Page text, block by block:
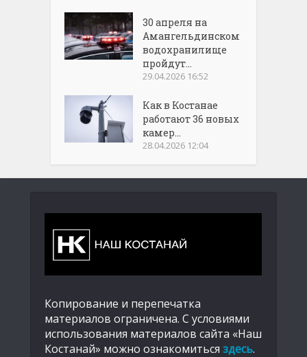
30 апреля на
Амангельдинском
водохранилище
пройдут...
29.04.2026 16:52
Как в Костанае
работают 36 новых
камер...
28.04.2026 12:04
Копирование и перепечатка
материалов ограничена. С условиями
использования материалов сайта «Наш
Костанай» можно ознакомиться здесь.